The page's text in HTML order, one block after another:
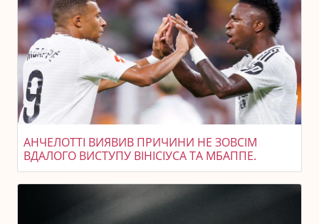
АНЧЕЛОТТІ ВИЯВИВ ПРИЧИНИ НЕ ЗОВСІМ
ВДАЛОГО ВИСТУПУ ВІНІСІУСА ТА МБАППЕ.